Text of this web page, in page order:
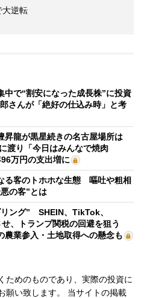
逆転
で“割安になった成長株”に投資
さんが「絶好の仕込み時」と考
昇龍が黒星続きの名古屋場所は
渡り「今日はみんなで焼肉
万円の支出増に
る客のトホホな生態 嘔吐や粗相
の客”とは
ング” SHEIN、TikTok、
、トランプ関税の回避を狙う
農業参入・土地取得への懸念も
ためのものであり、実際の投資に
願い致します。 当サイトの掲載